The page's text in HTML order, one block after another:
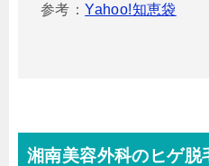
参考：Yahoo!知恵袋
湘南美容外科のヒゲ